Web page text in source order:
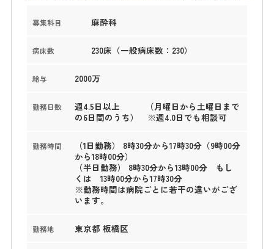
募集科目 麻酔科
病床数 230床（一般病床数：230）
給与 2000万
勤務日数
週4.5日以上 （月曜日から土曜日まで
の6日間のうち） ※週4.0日でも相談可
勤務時間
（1日勤務） 8時30分から17時30分（9時00分
から18時00分）
（半日勤務） 8時30分から13時00分 もし
くは 13時00分から17時30分
※勤務時間は病院ごとに若干の違いがござ
います。
勤務地 東京都 板橋区